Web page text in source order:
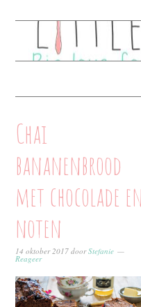
Chai
bananenbrood
met chocolade
noten
14 oktober 2017 doorStefanie
Reageer